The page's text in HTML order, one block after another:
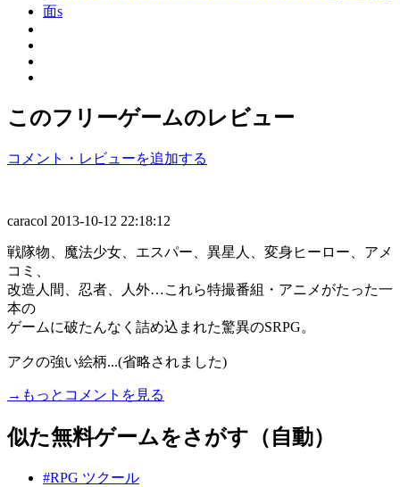
このフリーゲームのレビュー
コメント・レビューを追加する
caracol 2013-10-12 22:18:12
戦隊物、魔法少女、エスパー、異星人、変身ヒーロー、アメ
コミ、
改造人間、忍者、人外…これら特撮番組・アニメがたった一
本の
ゲームに破たんなく詰め込まれた驚異のSRPG。
アクの強い絵柄...(省略されました)
→もっとコメントを見る
似た無料ゲームをさがす（自動）
#RPG ツクール